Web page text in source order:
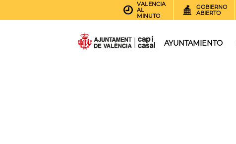
VALENCIA
AL
MINUTO
GOBIERNO
ABIERTO
AYUNTAMIENTO